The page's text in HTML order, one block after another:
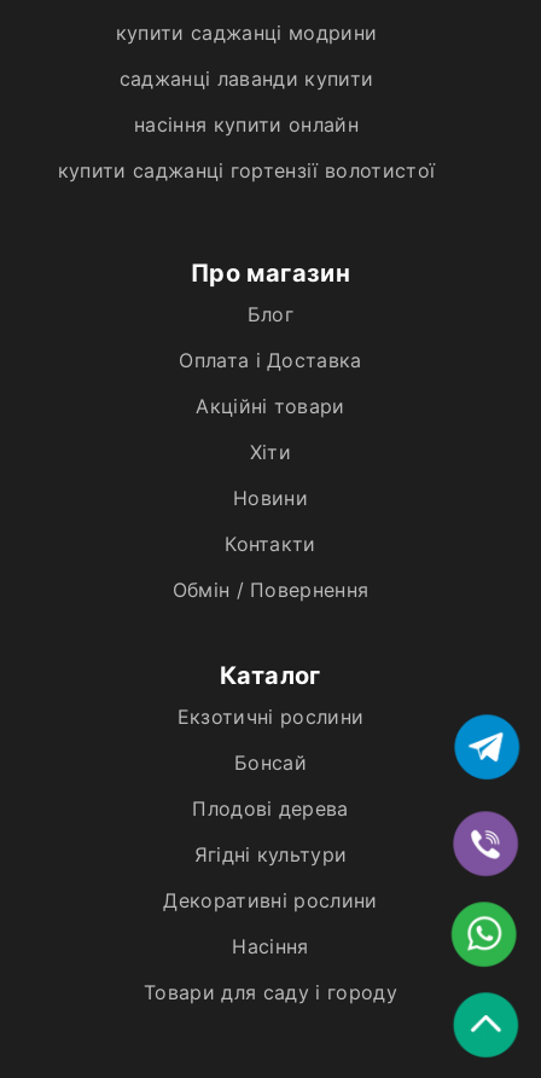
купити саджанці модрини
саджанці лаванди купити
насіння купити онлайн
купити саджанці гортензії волотистої
Про магазин
Блог
Оплата і Доставка
Акційні товари
Хiти
Новини
Контакти
Обмін / Повернення
Каталог
Екзотичні рослини
Бонсай
Плодові дерева
Ягідні культури
Декоративні рослини
Насіння
Товари для саду і городу